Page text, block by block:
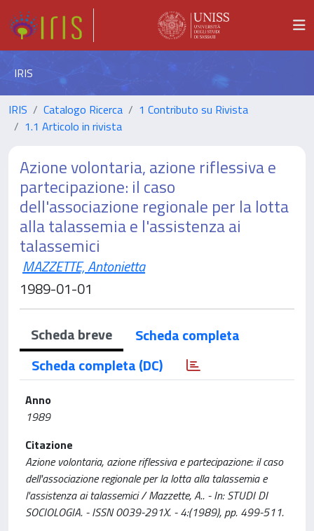
IRIS
IRIS Catalogo Ricerca
1 Contributo su Rivista
1.1 Articolo in rivista
Azione volontaria, azione riflessiva e
partecipazione: il caso
dell'associazione regionale per la lotta
alla talassemia e l'assistenza ai
talassemici
MAZZETTE, Antonietta
1989-01-01
Scheda breve
Scheda completa
Scheda completa (DC)
Anno
1989
Citazione
Azione volontaria, azione riflessiva e partecipazione: il caso
dell'associazione regionale per la lotta alla talassemia e
l'assistenza ai talassemici / Mazzette, A.. - In: STUDI DI
SOCIOLOGIA. - ISSN 0039-291X. - 4:(1989), pp. 499-511.